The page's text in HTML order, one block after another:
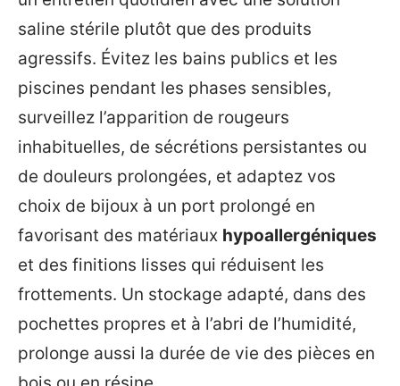
saline stérile plutôt que des produits
agressifs. Évitez les bains publics et les
piscines pendant les phases sensibles,
surveillez l’apparition de rougeurs
inhabituelles, de sécrétions persistantes ou
de douleurs prolongées, et adaptez vos
choix de bijoux à un port prolongé en
favorisant des matériaux hypoallergéniques
et des finitions lisses qui réduisent les
frottements. Un stockage adapté, dans des
pochettes propres et à l’abri de l’humidité,
prolonge aussi la durée de vie des pièces en